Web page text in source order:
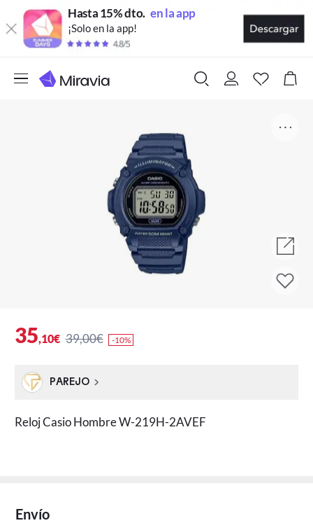
Hasta 15% dto. en la app
¡Solo en la app!
35,10€ 39,00€ -10%
PAREJO
Reloj Casio Hombre W-219H-2AVEF
Envío